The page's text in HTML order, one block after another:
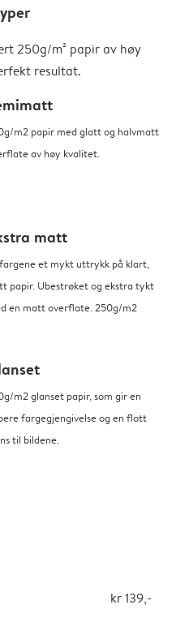
250g/m² papir av høy
resultat.
m2 papir med glatt og halvmatt
av høy kvalitet.
matt
et mykt uttrykk på klart,
papir. Ubestrøket og ekstra tykt
en matt overflate. 250g/m2
m2 glanset papir, som gir en
fargegjengivelse og en flott
til bildene.
kr 139,-